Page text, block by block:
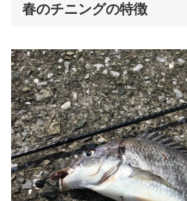
春のチニングの特徴